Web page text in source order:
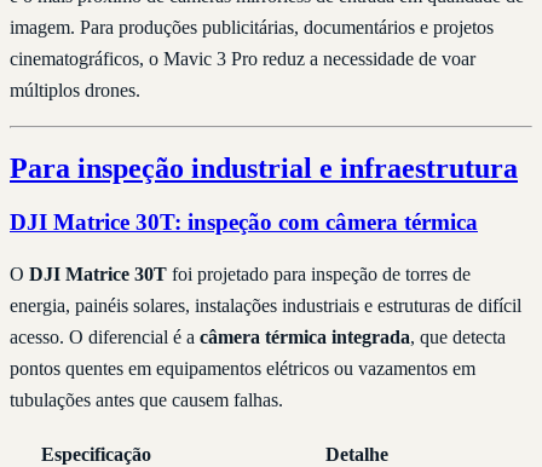
imagem. Para produções publicitárias, documentários e projetos
cinematográficos, o Mavic 3 Pro reduz a necessidade de voar
múltiplos drones.
Para inspeção industrial e infraestrutura
DJI Matrice 30T: inspeção com câmera térmica
O DJI Matrice 30T foi projetado para inspeção de torres de
energia, painéis solares, instalações industriais e estruturas de difícil
acesso. O diferencial é a câmera térmica integrada, que detecta
pontos quentes em equipamentos elétricos ou vazamentos em
tubulações antes que causem falhas.
Especificação Detalhe